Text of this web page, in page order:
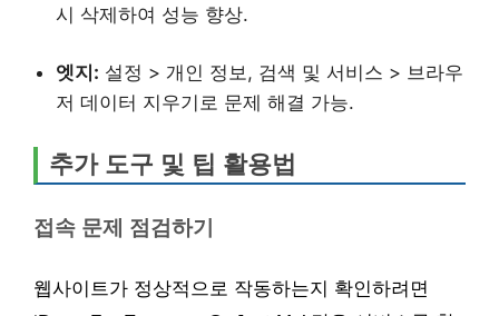
시 삭제하여 성능 향상.
엣지: 설정 > 개인 정보, 검색 및 서비스 > 브라우
저 데이터 지우기로 문제 해결 가능.
추가 도구 및 팁 활용법
접속 문제 점검하기
웹사이트가 정상적으로 작동하는지 확인하려면